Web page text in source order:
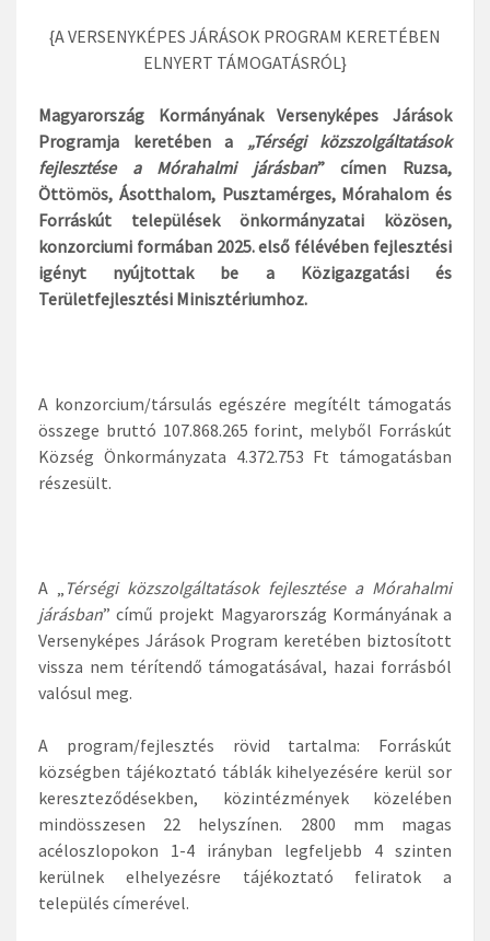
{A VERSENYKÉPES JÁRÁSOK PROGRAM KERETÉBEN
ELNYERT TÁMOGATÁSRÓL}
Magyarország Kormányának Versenyképes Járások
Programja keretében a „Térségi közszolgáltatások
fejlesztése a Mórahalmi járásban” címen Ruzsa,
Öttömös, Ásotthalom, Pusztamérges, Mórahalom és
Forráskút települések önkormányzatai közösen,
konzorciumi formában 2025. első félévében fejlesztési
igényt nyújtottak be a Közigazgatási és
Területfejlesztési Minisztériumhoz.
A konzorcium/társulás egészére megítélt támogatás
összege bruttó 107.868.265 forint, melyből Forráskút
Község Önkormányzata 4.372.753 Ft támogatásban
részesült.
A „
Térségi közszolgáltatások fejlesztése a Mórahalmi
járásban” című projekt Magyarország Kormányának a
Versenyképes Járások Program keretében biztosított
vissza nem térítendő támogatásával, hazai forrásból
valósul meg.
A program/fejlesztés rövid tartalma: Forráskút
községben tájékoztató táblák kihelyezésére kerül sor
kereszteződésekben, közintézmények közelében
mindösszesen 22 helyszínen. 2800 mm magas
acéloszlopokon 1-4 irányban legfeljebb 4 szinten
kerülnek elhelyezésre tájékoztató feliratok a
település címerével.